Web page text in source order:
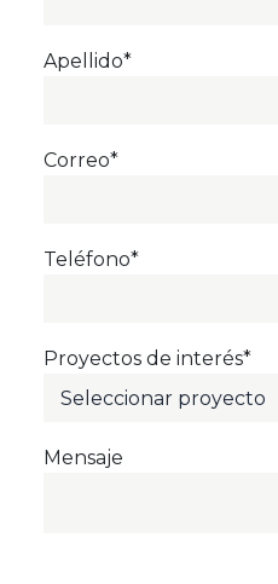
Apellido*
Correo*
Teléfono*
Proyectos de interés*
Mensaje